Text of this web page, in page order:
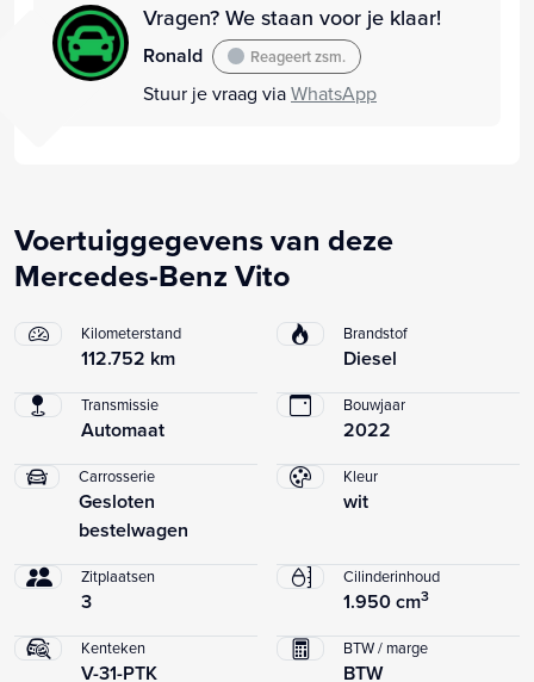
Vragen? We staan voor je klaar!
Ronald Reageert zsm.
Stuur je vraag viaWhatsApp
Voertuiggegevens van deze
Mercedes-Benz Vito
Kilometerstand
112.752 km
Brandstof
Diesel
Transmissie
Automaat
Bouwjaar
2022
Carrosserie
Gesloten
bestelwagen
Kleur
wit
Zitplaatsen
3
Cilinderinhoud
1.950 cm3
Kenteken
V-31-PTK
BTW / marge
BTW